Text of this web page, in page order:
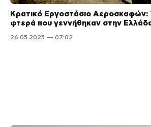
Κρατικό Εργοστάσιο
φτερά που γεννήθηκαν στην
26.05.2025 — 07:02